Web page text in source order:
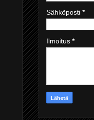
Sähköposti *
Ilmoitus *